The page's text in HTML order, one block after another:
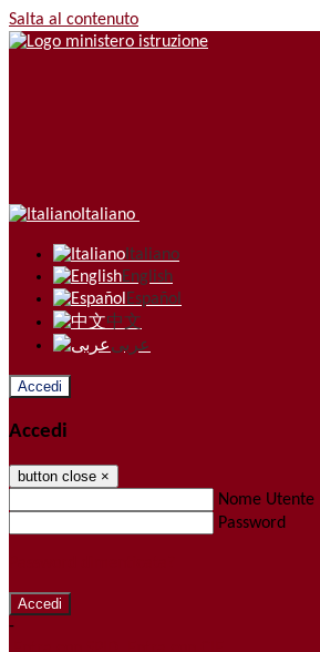
Salta al contenuto
Italiano
Italiano
English
Español
中文
عربى
Accedi
Accedi
button close ×
Nome Utente
Password
-